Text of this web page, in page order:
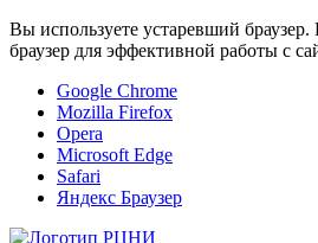
Вы используете устаревший
браузер для эффективной работы с
Google Chrome
Mozilla Firefox
Opera
Microsoft Edge
Safari
Яндекс Браузер